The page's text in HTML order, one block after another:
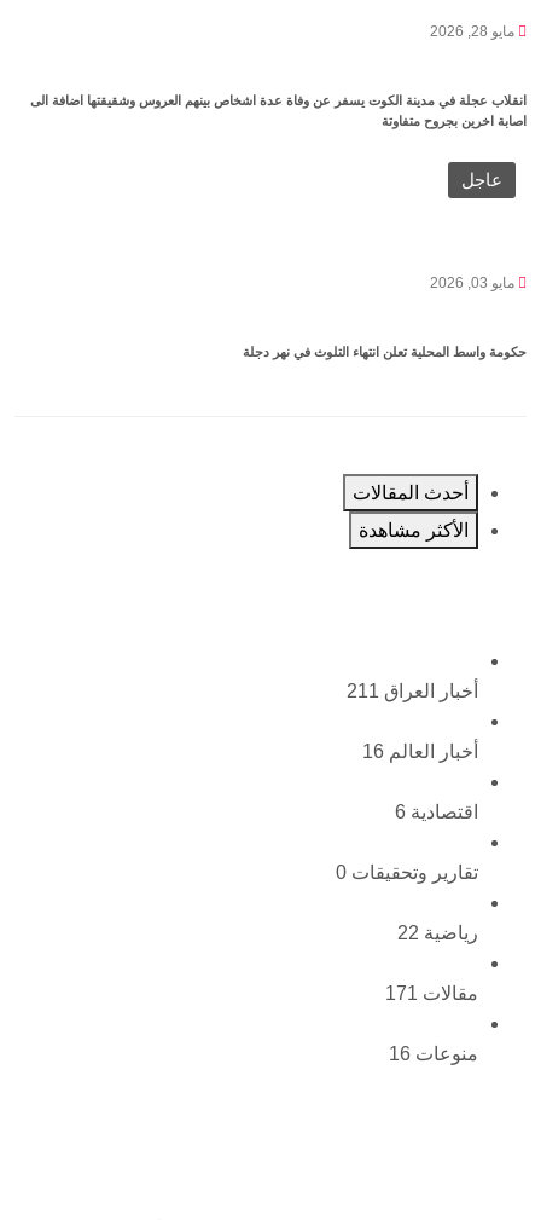
مايو 28, 2026
انقلاب عجلة في مدينة الكوت يسفر عن وفاة عدة اشخاص بينهم العروس وشقيقتها اضافة الى
اصابة اخرين بجروح متفاوتة
عاجل
مايو 03, 2026
حكومة واسط المحلية تعلن انتهاء التلوث في نهر دجلة
أحدث المقالات
الأكثر مشاهدة
أخبار العراق 211
أخبار العالم 16
اقتصادية 6
تقارير وتحقيقات 0
رياضية 22
مقالات 171
منوعات 16